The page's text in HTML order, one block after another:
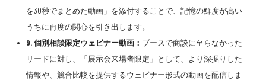
を30秒でまとめた動画」を添付することで、記憶の鮮度が高い
うちに再度の関心を引き出します。
9. 個別相談限定ウェビナー動画： ブースで商談に至らなかった
リードに対し、「展示会来場者限定」として、より深掘りした
情報や、競合比較を提供するウェビナー形式の動画を配信しま